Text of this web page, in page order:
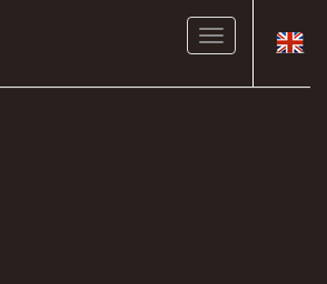
Toggle